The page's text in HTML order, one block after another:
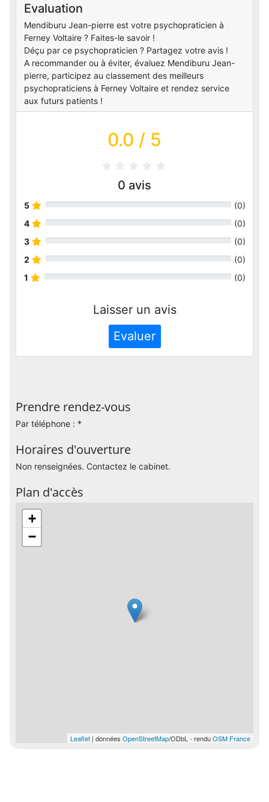
Evaluation
Mendiburu Jean-pierre est votre psychopraticien à
Ferney Voltaire ? Faites-le savoir !
Déçu par ce psychopraticien ? Partagez votre avis !
A recommander ou à éviter, évaluez Mendiburu Jean-
pierre, participez au classement des meilleurs
psychopraticiens à Ferney Voltaire et rendez service
aux futurs patients !
0.0 / 5
0 avis
5 (0)
4
(0)
3
(0)
2
(0)
1
(0)
Laisser un avis
Evaluer
Prendre rendez-vous
Par téléphone : *
Horaires d'ouverture
Non renseignées. Contactez le cabinet.
Plan d'accès
+
−
Leaflet | données OpenStreetMap/ODbL - renduOSM France